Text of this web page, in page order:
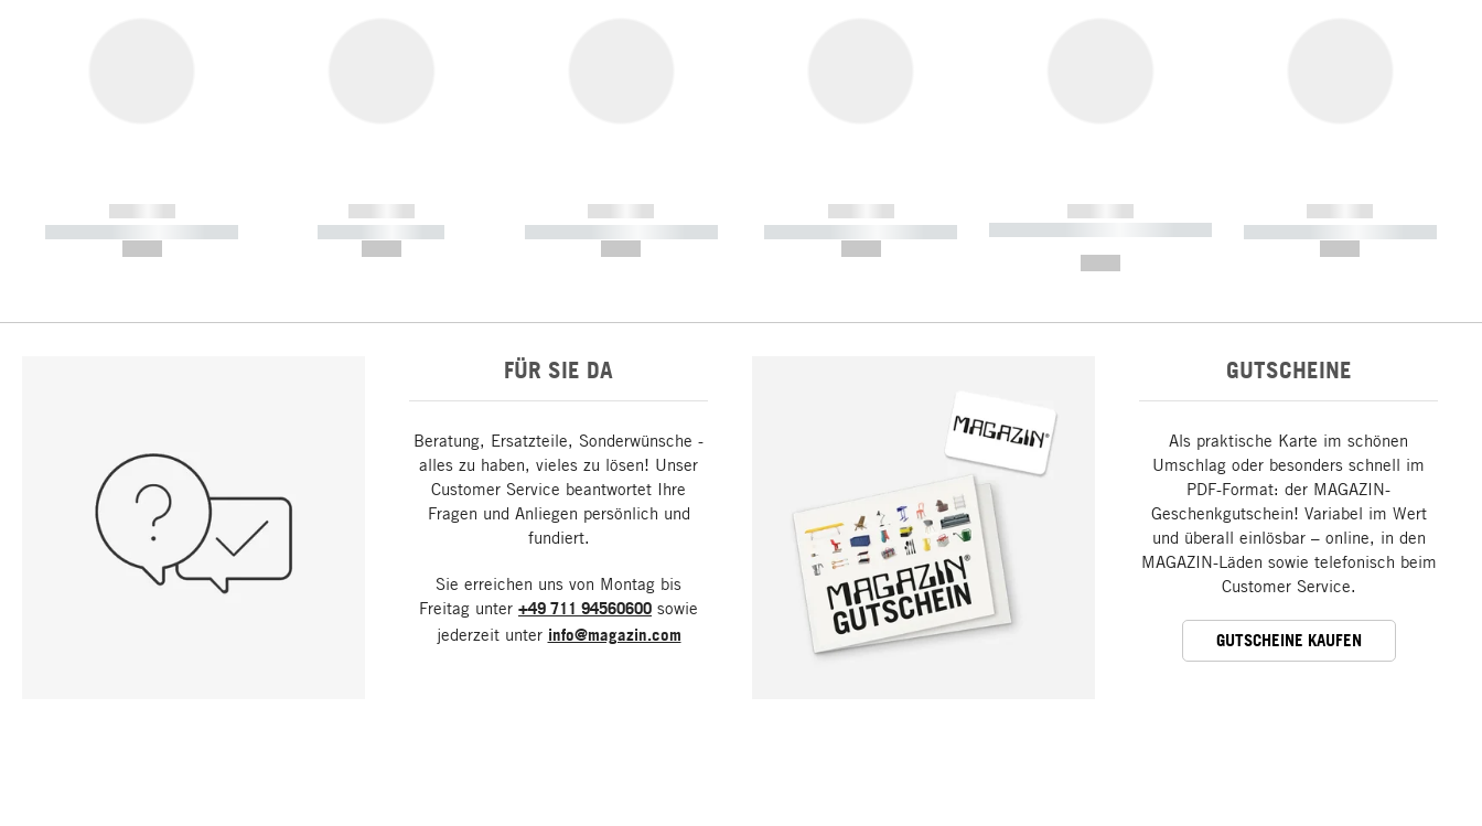
------------
----------- ----------- -----------
------------
----------- -----------
------------
----------- ----------- -----------
------------
----------- ----------- -----------
------------
----------- ----------- ----------- ----
------------
----------- ----------- -----------
FÜR SIE DA
Beratung, Ersatzteile, Sonderwünsche -
alles zu haben, vieles zu lösen! Unser
Customer Service beantwortet Ihre
Fragen und Anliegen persönlich und
fundiert.
Sie erreichen uns von Montag bis
Freitag unter +49 711 94560600 sowie
jederzeit unter info@magazin.com
GUTSCHEINE
Als praktische Karte im schönen
Umschlag oder besonders schnell im
PDF-Format: der MAGAZIN-
Geschenkgutschein! Variabel im Wert
und überall einlösbar – online, in den
MAGAZIN-Läden sowie telefonisch beim
Customer Service.
GUTSCHEINE KAUFEN